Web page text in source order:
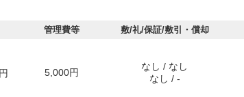
管理費等 敷/礼/保証/敷引・償却
5,000円
なし / なし
なし / -